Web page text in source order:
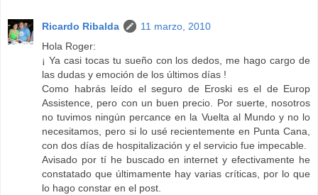
Ricardo Ribalda
11 marzo, 2010
Hola Roger:
¡ Ya casi tocas tu sueño con los dedos, me hago cargo de
las dudas y emoción de los últimos días !
Como habrás leído el seguro de Eroski es el de Europ
Assistence, pero con un buen precio. Por suerte, nosotros
no tuvimos ningún percance en la Vuelta al Mundo y no lo
necesitamos, pero si lo usé recientemente en Punta Cana,
con dos días de hospitalización y el servicio fue impecable.
Avisado por tí he buscado en internet y efectivamente he
constatado que últimamente hay varias críticas, por lo que
lo hago constar en el post.